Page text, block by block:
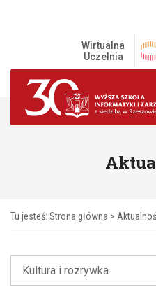
Wirtualna
Uczelnia
Tu jesteś: Strona główna >